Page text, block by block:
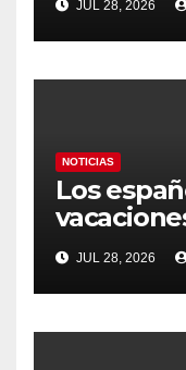
prioritario
gobierno
JUL 28, 2026
NOTICIAS
Los
más
y los
JUL 28, 2026